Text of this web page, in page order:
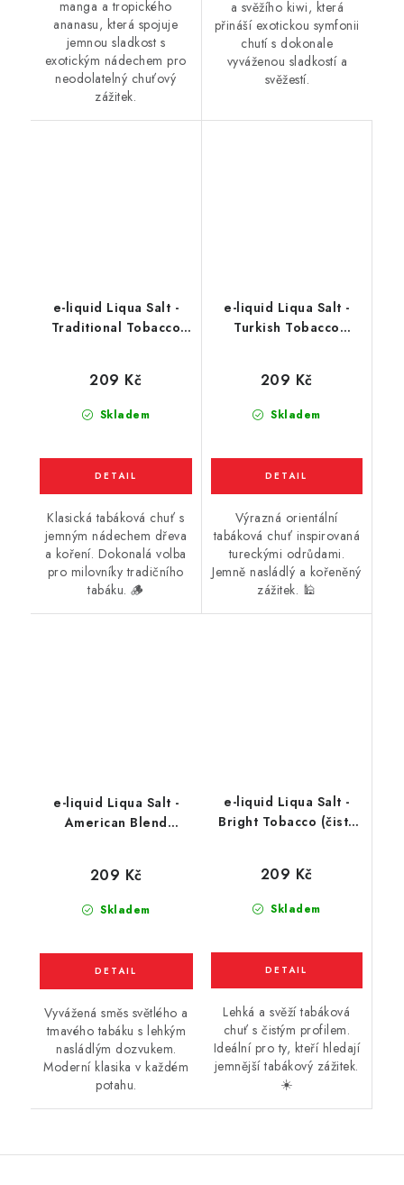
manga a tropického
ananasu, která spojuje
jemnou sladkost s
exotickým nádechem pro
neodolatelný chuťový
zážitek.
a svěžího kiwi, která
přináší exotickou symfonii
chutí s dokonale
vyváženou sladkostí a
svěžestí.
e-liquid Liqua Salt -
Traditional Tobacco
Skladem
209 Kč
Klasická tabáková chuť s
jemným nádechem dřeva
a koření. Dokonalá volba
pro milovníky tradičního
tabáku. 🪵
e-liquid Liqua Salt -
Turkish Tobacco
Skladem
209 Kč
Výrazná orientální
tabáková chuť inspirovaná
tureckými odrůdami.
Jemně nasládlý a kořeněný
zážitek. 🕌
e-liquid Liqua Salt -
American Blend
Skladem
209 Kč
Vyvážená směs světlého a
tmavého tabáku s lehkým
nasládlým dozvukem.
Moderní klasika v každém
potahu.
e-liquid Liqua Salt -
Bright Tobacco (čistý
Skladem
209 Kč
Lehká a svěží tabáková
chuť s čistým profilem.
Ideální pro ty, kteří hledají
jemnější tabákový zážitek.
☀️